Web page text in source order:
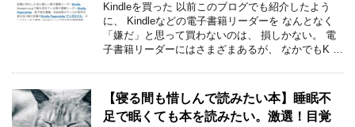
Kindleを買った 以前このブログでも紹介したよう
に、 Kindleなどの電子書籍リーダーを なんとなく
「嫌だ」と思って買わないのは、 損しかない。 電
子書籍リーダーにはさまざまあるが、 なかでもK …
【寝る間も惜しんで読みたい本】睡眠不
足で眠くても本を読みたい。激選！目覚